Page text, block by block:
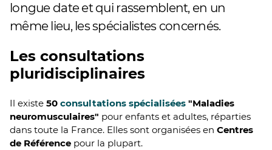
longue date et qui rassemblent, en un
même lieu, les spécialistes concernés.
Les consultations
pluridisciplinaires
Il existe 50 consultations spécialisées "Maladies
neuromusculaires" pour enfants et adultes, réparties
dans toute la France. Elles sont organisées en Centres
de Référence pour la plupart.